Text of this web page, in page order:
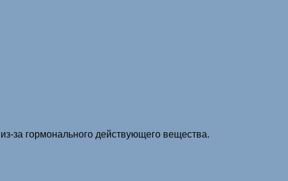
за гормонального действующего вещества.